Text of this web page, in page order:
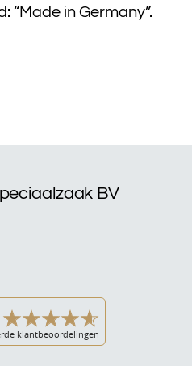
“Made in Germany”.
BV